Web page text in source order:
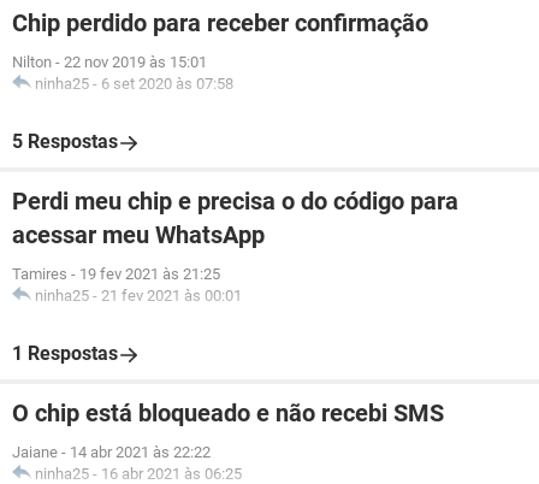
Chip perdido para receber confirmação
Nilton - 22 nov 2019 às 15:01
ninha25 - 6 set 2020 às 07:58
5 Respostas
Perdi meu chip e precisa o do código para
acessar meu WhatsApp
Tamires - 19 fev 2021 às 21:25
ninha25 - 21 fev 2021 às 00:01
1 Respostas
O chip está bloqueado e não recebi SMS
Jaiane - 14 abr 2021 às 22:22
ninha25 - 16 abr 2021 às 06:25